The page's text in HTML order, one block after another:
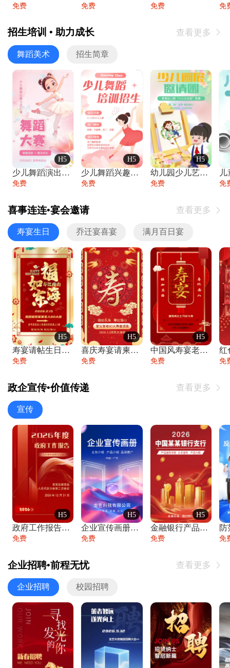
免费 免费 免费 免
招生培训 • 助力成长 查看更多 
舞蹈美术 招生简章
H5
少儿舞蹈演出舞蹈比赛跳舞大赛文艺汇演活动
免费
H5
少儿舞蹈兴趣班艺术培训学校招生宣传
免费
H5
幼儿园少儿艺术展览绘画展摄影作品展美术展
免费 免
喜事连连•宴会邀请 查看更多 
寿宴生日 乔迁宴喜宴 满月百日宴
H5
寿宴请帖生日宴邀请函老人寿星生日快乐祝寿
免费
H5
喜庆寿宴请柬老人生日宴会邀请函请柬过大寿
免费
H5
中国风寿宴老人生日宴会邀请函寿宴请帖请柬
免费 免
政企宣传•价值传递 查看更多 
宣传
H5
政府工作报告政府年终工作总结
免费
H5
企业宣传画册公司简介产品介绍业务宣传手册
免费
H5
金融银行产品宣传手册企业宣传产品介绍
免费
防
免
企业招聘•前程无忧 查看更多 
企业招聘 校园招聘